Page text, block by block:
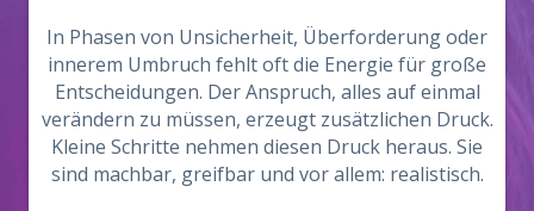
In Phasen von Unsicherheit, Überforderung oder
innerem Umbruch fehlt oft die Energie für große
Entscheidungen. Der Anspruch, alles auf einmal
verändern zu müssen, erzeugt zusätzlichen Druck.
Kleine Schritte nehmen diesen Druck heraus. Sie
sind machbar, greifbar und vor allem: realistisch.